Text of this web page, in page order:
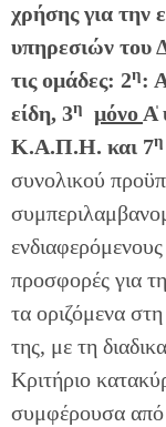
χρήσης για την
υπηρεσιών του
τις ομάδες: 2η:
είδη, 3η μόνο Α̍
Κ.Α.Π.Η. και 7η
συνολικού
προσφορές για
τα οριζόμενα στη
της, με τη
Κριτήριο
συμφέρουσα